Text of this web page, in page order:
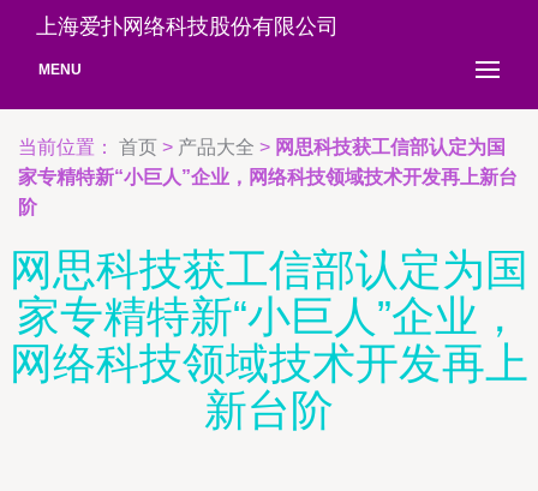
上海爱扑网络科技股份有限公司
MENU
当前位置： 首页 > 产品大全 > 网思科技获工信部认定为国
家专精特新“小巨人”企业，网络科技领域技术开发再上新台
阶
网思科技获工信部认定为国
家专精特新“小巨人”企业，
网络科技领域技术开发再上
新台阶